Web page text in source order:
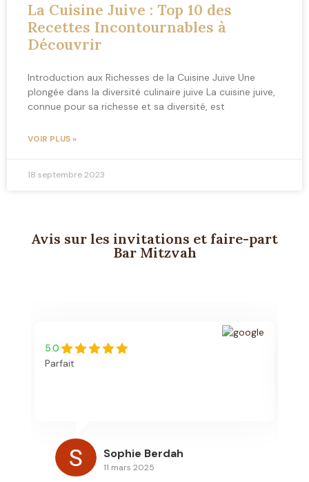
La Cuisine Juive : Top 10 des
Recettes Incontournables à
Découvrir
Introduction aux Richesses de la Cuisine Juive Une
plongée dans la diversité culinaire juive La cuisine juive,
connue pour sa richesse et sa diversité, est
VOIR PLUS »
18 septembre 2023
Avis sur les invitations et faire-part
Bar Mitzvah
5.0
Parfait
Sophie Berdah
11 mars 2025